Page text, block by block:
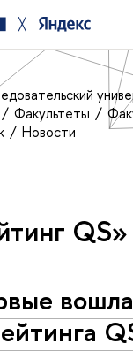
╳
Факультеты
Новости
QS»